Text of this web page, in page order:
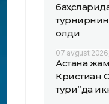
олди
07 avgust
Астана
Кристиан
тури”да